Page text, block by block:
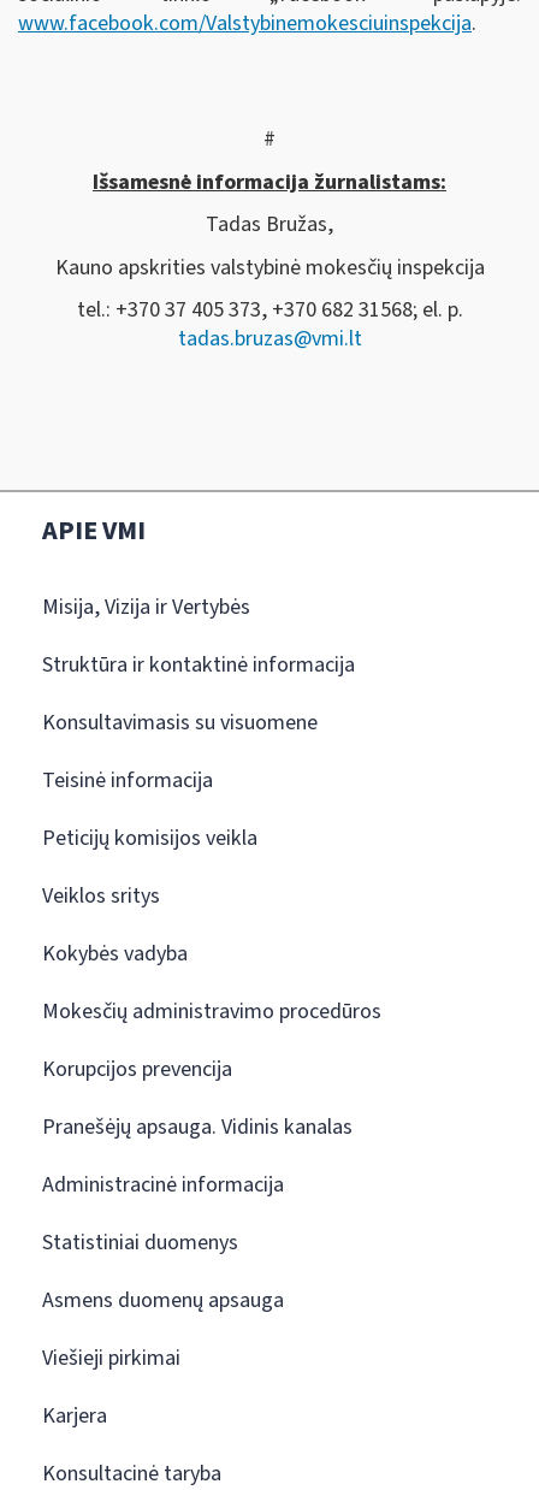
www.facebook.com/Valstybinemokesciuinspekcija.
#
Išsamesnė informacija žurnalistams:
Tadas Bružas,
Kauno apskrities valstybinė mokesčių inspekcija
tel.: +370 37 405 373, +370 682 31568; el. p.
tadas.bruzas@vmi.lt
APIE VMI
Misija, Vizija ir Vertybės
Struktūra ir kontaktinė informacija
Konsultavimasis su visuomene
Teisinė informacija
Peticijų komisijos veikla
Veiklos sritys
Kokybės vadyba
Mokesčių administravimo procedūros
Korupcijos prevencija
Pranešėjų apsauga. Vidinis kanalas
Administracinė informacija
Statistiniai duomenys
Asmens duomenų apsauga
Viešieji pirkimai
Karjera
Konsultacinė taryba